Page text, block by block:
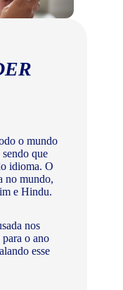
o mundo
que
idioma. O
no mundo,
e Hindu.
nos
o ano
esse